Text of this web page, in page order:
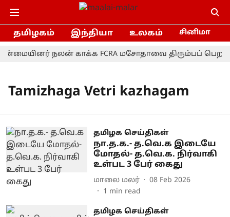
தமிழகம் இந்தியா உலகம் சினிமா
நலன் காக்க FCRA மசோதாவை திரும்பப் பெற
Tamizhaga Vetri kazhagam
தமிழக செய்திகள்
நா.த.க.- த.வெ.க இடையே
மோதல்- த.வெ.க. நிர்வாகி
உள்பட 3 பேர் கைது
மாலை மலர்
08 Feb 2026
1 min read
தமிழக செய்திகள்